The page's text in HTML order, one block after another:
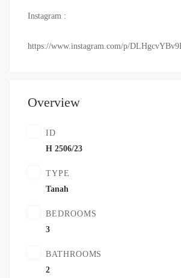
Instagram :
https://www.instagram.com/p/
Overview
ID
H 2506/23
TYPE
Tanah
BEDROOMS
3
BATHROOMS
2